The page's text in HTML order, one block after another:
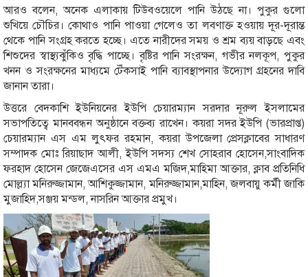
আরও বলেন, অনেক এলাকায় টিউবওয়েলে পানি উঠছে না। পুকুর গুলো
শুখিয়ে চৌচির। কোথাও পানি পাওয়া গেলেও তা লবণাক্ত হওয়ায় দূর-দূরান্ত
থেকে পানি সংগ্রহ করতে হচ্ছে। এতে নারীদের সময় ও শ্রম ব্যয় বাড়ছে এবং
শিশুদের স্বাস্থ্যঝুঁকিও বৃদ্ধি পাচ্ছে। বৃষ্টির পানি সংরক্ষন, গভীর নলকূপ, পুকুর
খনন ও সংরক্ষনের মাধ্যমে টেঁকসাই পানি ব্যাবস্থাপনার উদ্যোগ গ্রহনের দাবি
জানান তারা।
উত্তরে বেদকাশি ইউনিয়নের ইউপি চেয়ারম্যান সরদার নূরুল ইসলামের
সভাপতিত্বে মানববন্ধন অনুষ্ঠানে বক্তব্য রাখেন। কয়রা সদর ইউপি (ভারপ্রাপ্ত)
চেয়ারম্যান এস এম লুৎফর রহমান, কয়রা উপজেলা প্রেসক্লাবের সাধারণ
সম্পাদক মোঃ রিয়াছাদ আলী, ইউপি সদস্য শেখ সোহরাব হোসেন,সাংবাদিক
ফরহাদ হোসেন জেজেএসের এস এমএ মজিদ,মাহিমা আক্তার, ক্লাব প্রতিনিধি
মোল্ল্যা মনিরুজ্জামান, আশিকুজ্জামান, মনিরুজ্জামান,মাহিন, জলবায়ু কর্মী জাকি
মুজাহিদ,সঞ্জয় মন্ডল, নাসরিন আক্তার প্রমুখ।